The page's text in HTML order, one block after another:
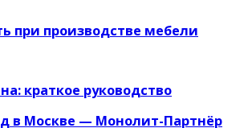
при производстве мебели
краткое руководство
в Москве — Монолит-Партнёр